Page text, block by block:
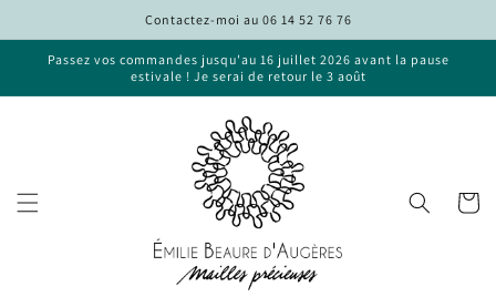
au
contenu
Contactez-moi au 06 14 52 76 76
Passez vos commandes jusqu'au 16 juillet 2026 avant la pause
estivale ! Je serai de retour le 3 août
Panier